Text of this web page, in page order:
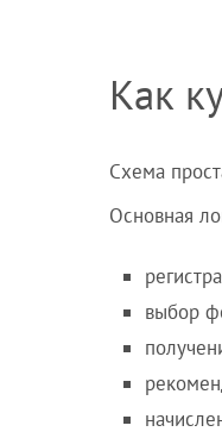
Как
Схема
Основная
выбор